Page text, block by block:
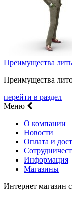
Преимущества
Преимущества
перейти в раздел
Меню
О компании
Новости
Оплата и
Информация
Магазины
Интернет магазин